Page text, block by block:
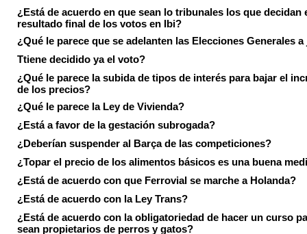
¿Está de acuerdo en que sean lo tribunales los que decidan
resultado final de los votos en Ibi?
¿Qué le parece que se adelanten las Elecciones Generales
Ttiene decidido ya el voto?
¿Qué le parece la subida de tipos de interés para bajar el
de los precios?
¿Qué le parece la Ley de Vivienda?
¿Está a favor de la gestación subrogada?
¿Deberían suspender al Barça de las competiciones?
¿Topar el precio de los alimentos básicos es una buena
¿Está de acuerdo con que Ferrovial se marche a Holanda?
¿Está de acuerdo con la Ley Trans?
¿Está de acuerdo con la obligatoriedad de hacer un curso
sean propietarios de perros y gatos?